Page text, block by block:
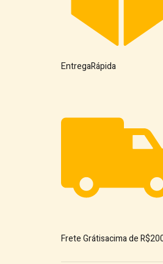
EntregaRápida
Frete Grátisacima de